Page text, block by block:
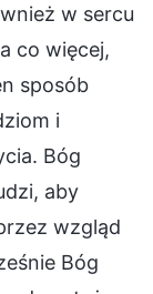
w sercu
co więcej,
sposób
i
Bóg
aby
wzgląd
Bóg